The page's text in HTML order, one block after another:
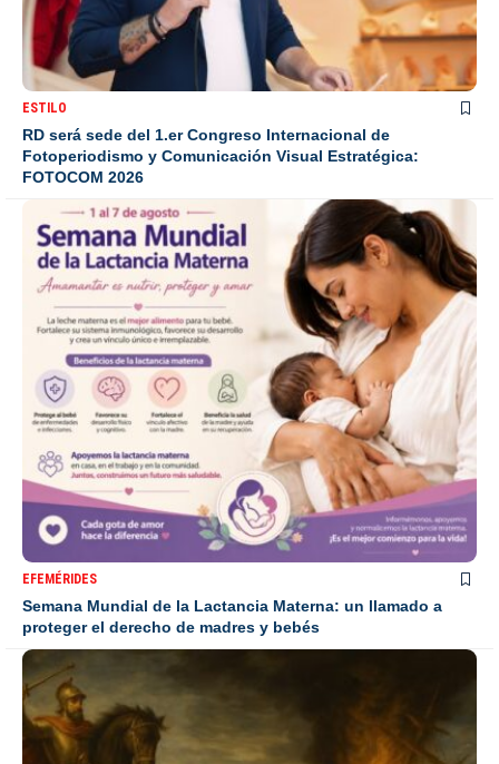
ESTILO
RD será sede del 1.er Congreso Internacional de
Fotoperiodismo y Comunicación Visual Estratégica:
FOTOCOM 2026
EFEMÉRIDES
Semana Mundial de la Lactancia Materna: un llamado a
proteger el derecho de madres y bebés